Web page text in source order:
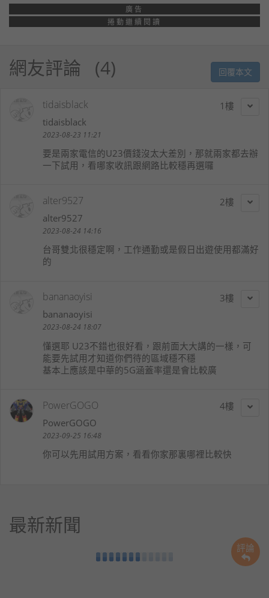
評論
廣告
捲動繼續閱讀
網友評論 4 回覆本文
1
tidaisblack
tidaisblack
2023-08-23 11:21
要是兩家電信的U23價錢沒太大差別，那就兩家都去辦
一下試用，看哪家收訊跟網路比較穩再選囉
2
alter9527
alter9527
2023-08-24 14:16
台哥雙北很穩定啊，工作通勤或是假日出遊使用都滿好
的
3
bananaoyisi
bananaoyisi
2023-08-24 18:07
懂選耶 U23不錯也很好看，跟前面大大講的一樣，可
能要先試用才知道你們待的區域穩不穩
基本上應該是中華的5G涵蓋率還是會比較廣
4
PowerGOGO
PowerGOGO
2023-09-25 16:48
你可以先用試用方案，看看你家那裏哪裡比較快
最新新聞